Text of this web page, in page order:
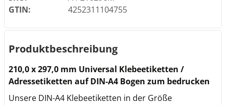
GTIN:
4252311104755
Produktbeschreibung
210,0 x 297,0 mm Universal Klebeetiketten /
Adressetiketten auf DIN-A4 Bogen zum bedrucken
Unsere DIN-A4 Klebeetiketten in der Größe